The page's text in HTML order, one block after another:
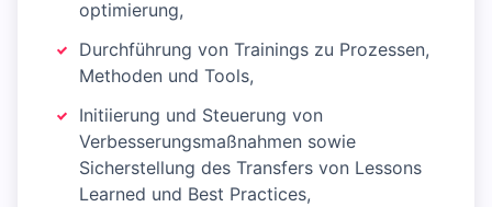
optimierung,
Durchführung von Trainings zu Prozessen,
Methoden und Tools,
Initiierung und Steuerung von
Verbesserungsmaßnahmen sowie
Sicherstellung des Transfers von Lessons
Learned und Best Practices,